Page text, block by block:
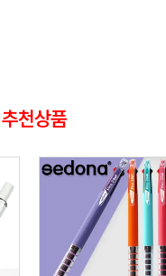
추천상품